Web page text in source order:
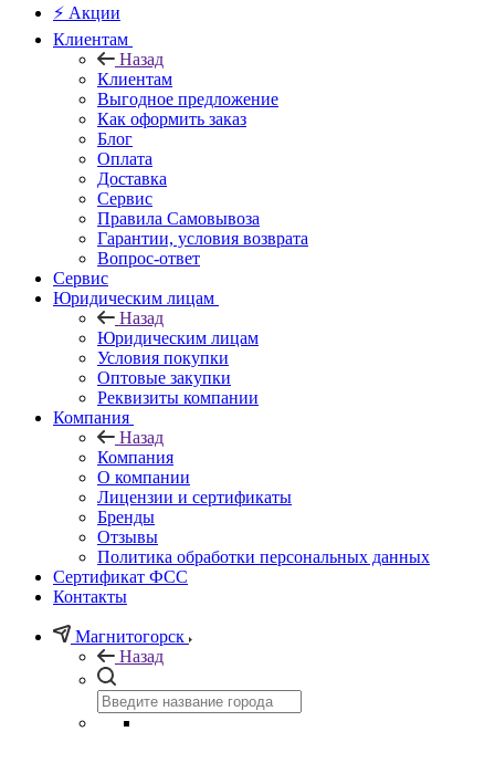
⚡ Акции
Клиентам
Назад
Клиентам
Выгодное предложение
Как оформить заказ
Блог
Оплата
Доставка
Сервис
Правила Самовывоза
Гарантии, условия возврата
Вопрос-ответ
Сервис
Юридическим лицам
Назад
Юридическим лицам
Условия покупки
Оптовые закупки
Реквизиты компании
Компания
Назад
Компания
О компании
Лицензии и сертификаты
Бренды
Отзывы
Политика обработки персональных данных
Сертификат ФСС
Контакты
Магнитогорск
Назад